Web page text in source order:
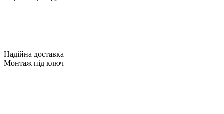
Надійна доставка
Монтаж під ключ